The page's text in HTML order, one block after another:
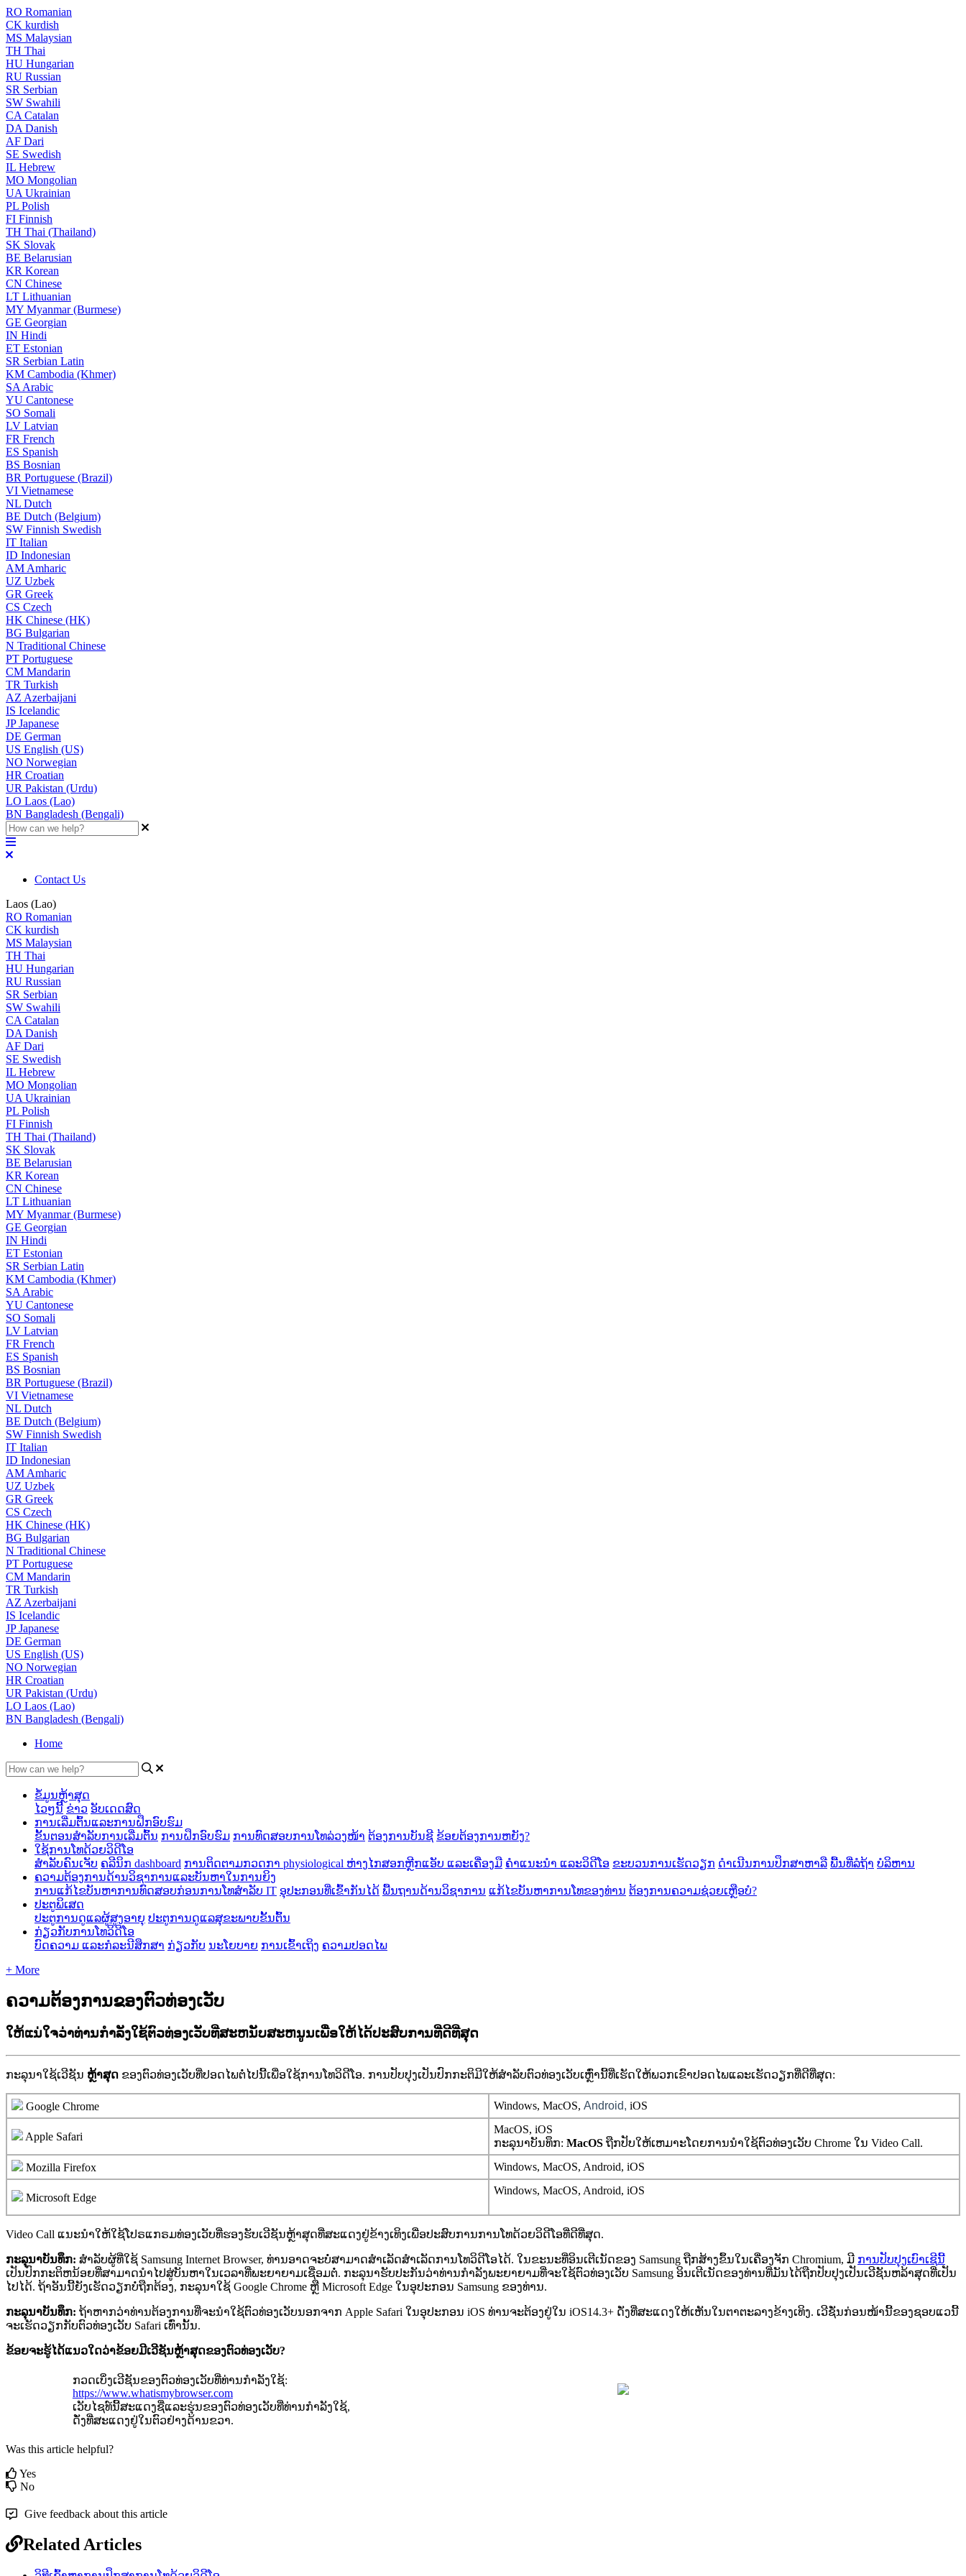
RO Romanian
CK kurdish
MS Malaysian
TH Thai
HU Hungarian
RU Russian
SR Serbian
SW Swahili
CA Catalan
DA Danish
AF Dari
SE Swedish
IL Hebrew
MO Mongolian
UA Ukrainian
PL Polish
FI Finnish
TH Thai (Thailand)
SK Slovak
BE Belarusian
KR Korean
CN Chinese
LT Lithuanian
MY Myanmar (Burmese)
GE Georgian
IN Hindi
ET Estonian
SR Serbian Latin
KM Cambodia (Khmer)
SA Arabic
YU Cantonese
SO Somali
LV Latvian
FR French
ES Spanish
BS Bosnian
BR Portuguese (Brazil)
VI Vietnamese
NL Dutch
BE Dutch (Belgium)
SW Finnish Swedish
IT Italian
ID Indonesian
AM Amharic
UZ Uzbek
GR Greek
CS Czech
HK Chinese (HK)
BG Bulgarian
N Traditional Chinese
PT Portuguese
CM Mandarin
TR Turkish
AZ Azerbaijani
IS Icelandic
JPJapanese
DE German
US English (US)
NO Norwegian
HR Croatian
UR Pakistan (Urdu)
LO Laos (Lao)
BN Bangladesh (Bengali)
Contact Us
Laos (Lao)
RO Romanian
CK kurdish
MS Malaysian
TH Thai
HU Hungarian
RU Russian
SR Serbian
SW Swahili
CA Catalan
DA Danish
AF Dari
SE Swedish
IL Hebrew
MO Mongolian
UA Ukrainian
PL Polish
FI Finnish
TH Thai (Thailand)
SK Slovak
BE Belarusian
KR Korean
CN Chinese
LT Lithuanian
MY Myanmar (Burmese)
GE Georgian
IN Hindi
ET Estonian
SR Serbian Latin
KM Cambodia (Khmer)
SA Arabic
YU Cantonese
SO Somali
LV Latvian
FR French
ES Spanish
BS Bosnian
BR Portuguese (Brazil)
VI Vietnamese
NL Dutch
BE Dutch (Belgium)
SW Finnish Swedish
IT Italian
ID Indonesian
AM Amharic
UZ Uzbek
GR Greek
CS Czech
HK Chinese (HK)
BG Bulgarian
N Traditional Chinese
PT Portuguese
CM Mandarin
TR Turkish
AZ Azerbaijani
IS Icelandic
JPJapanese
DE German
US English (US)
NO Norwegian
HR Croatian
UR Pakistan (Urdu)
LO Laos (Lao)
BN Bangladesh (Bengali)
Home
ຂໍ້ມູນຫຼ້າສຸດ
ໄວໆນີ້ ຂ່າວ ອັບເດດສົດ
ການເລີ່ມຕົ້ນແລະການຝຶກອົບຮົມ
ຂັ້ນຕອນສໍາລັບການເລີ່ມຕົ້ນ ການຝຶກອົບຮົມ ການທົດສອບການໂທລ່ວງໜ້າ ຕ້ອງການບັນຊີ ຂ້ອຍຕ້ອງການຫຍັງ?
ໃຊ້ການໂທດ້ວຍວິດີໂອ
ສໍາລັບຄົນເຈັບ ຄລີນິກ dashboard ການ​ຕິດ​ຕາມ​ກວດ​ກາ physiological ຫ່າງ​ໄກ​ສອກ​ຫຼີກ​ແອັບ ແລະເຄື່ອງມື ຄຳແນະນຳ ແລະວິດີໂອ ຂະບວນການເຮັດວຽກ ດໍາເນີນການປຶກສາຫາລື ພື້ນທີ່ລໍຖ້າ ບໍລິຫານ
ຄວາມຕ້ອງການດ້ານວິຊາການແລະບັນຫາໃນການຍິງ
ການ​ແກ້​ໄຂ​ບັນ​ຫາ​ການ​ທົດ​ສອບ​ກ່ອນ​ການ​ໂທ​ສໍາລັບ IT ອຸປະກອນທີ່ເຂົ້າກັນໄດ້ ພື້ນຖານດ້ານວິຊາການ ແກ້ໄຂບັນຫາການໂທຂອງທ່ານ ຕ້ອງການຄວາມຊ່ວຍເຫຼືອບໍ?
ປະຕູພິເສດ
ປະຕູການດູແລຜູ້ສູງອາຍຸ ປະຕູການດູແລສຸຂະພາບຂັ້ນຕົ້ນ
ກ່ຽວກັບການໂທວິດີໂອ
ບົດຄວາມ ແລະກໍລະນີສຶກສາ ກ່ຽວກັບ ນະໂຍບາຍ ການເຂົ້າເຖິງ ຄວາມປອດໄພ
+ More
ຄວາມຕ້ອງການຂອງຕົວທ່ອງເວັບ
ໃຫ້ແນ່ໃຈວ່າທ່ານກໍາລັງໃຊ້ຕົວທ່ອງເວັບທີ່ສະຫນັບສະຫນູນເພື່ອໃຫ້ໄດ້ປະສົບການທີ່ດີທີ່ສຸດ
ກະລນາໃຊເວຊນ ຫາສດ ຂອງຕວທອງເວບທປອດໄພຕໄປນເພອໃຊການໂທວດໂອ. ການປບປງເປນປກກະຕມໃຫສາລບຕວທອງເວບເຫານທເຮດໃຫພວກເຂາປອດໄພແລະເຮດວຽກທດທສດ:
Google Chrome Windows, MacOS, Android, iOS
Apple Safari
MacOS, iOS
ກະລນາບນທກ: MacOS ຖກປບໃຫເຫມາະໂດຍການນາໃຊຕວທອງເວບ Chrome ໃນ Video Call.
Mozilla Firefox Windows, MacOS, Android, iOS
Microsoft Edge
Windows, MacOS, Android, iOS
Video Call ແນະນໃຫໃຊໂປຣແກຣມທອງເວບທຮອງຮບເວຊນຫາສດທສະແດງຢຂາງເທງເພອປະສບການການໂທດວຍວດໂອທດທສດ.
ກະລນາບນທກ: ສາລບຜທໃຊ Samsung Internet Browser, ທານອາດຈະບສາມາດສາເລດສາເລດການໂທວດໂອໄດ. ໃນຂະນະທອນເຕເນດຂອງ Samsung ຖກສາງຂນໃນເຄອງຈກ Chromium, ມ ການປບປງເບາເຊນ
ເປນປກກະຕຫນອຍທສາມາດນາໄປສບນຫາໃນເວລາທພະຍາຍາມເຊອມຕ. ກະລນາຮບປະກນວາທານກາລງພະຍາຍາມທຈະໃຊຕວທອງເວບ Samsung ອນເຕເນດຂອງທານທມນໄດຖກປບປງເປນເວຊນຫລາສດທເປນ
ໄປໄດ. ຖາອນນຍງເຮດວຽກບຖກຕອງ, ກະລນາໃຊ Google Chrome ຫ Microsoft Edge ໃນອປະກອນ Samsung ຂອງທານ.
ກະລນາບນທກ: ຖາຫາກວາທານຕອງການທຈະນາໃຊຕວທອງເວບນອກຈາກ Apple Safari ໃນອປະກອນ iOS ທານຈະຕອງຢໃນ iOS14.3+ ດງທສະແດງໃຫເຫນໃນຕາຕະລາງຂາງເທງ. ເວຊນກອນໜານຂອງຊອບແວນ
ຈະເຮດວຽກກບຕວທອງເວບ Safari ເທານນ.
ຂອຍຈະຮໄດແນວໃດວາຂອຍມເວຊນຫາສດຂອງຕວທອງເວບ?
ກວດເບງເວຊນຂອງຕວທອງເວບທທານກາລງໃຊ:
https://www.whatismybrowser.com
ເວບໄຊທນສະແດງຊແລະຮນຂອງຕວທອງເວບທທານກາລງໃຊ,
ດງທສະແດງຢໃນຕວຢາງດານຂວາ.
Was this article helpful?
Yes
No
Give feedback about this article
Related Articles